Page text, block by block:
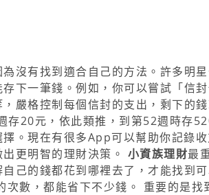
沒有找到適合自己的方法。許多明
下一筆錢。例如，你可以嘗試「信
嚴格控制每個信封的支出，剩下的
20元，依此類推，到第52週時存
。現在有很多App可以幫助你記錄收
更明智的理財決策。 小資族理財最
己的錢都花到哪裡去了，才能找到
數，都能省下不少錢。 重要的是找